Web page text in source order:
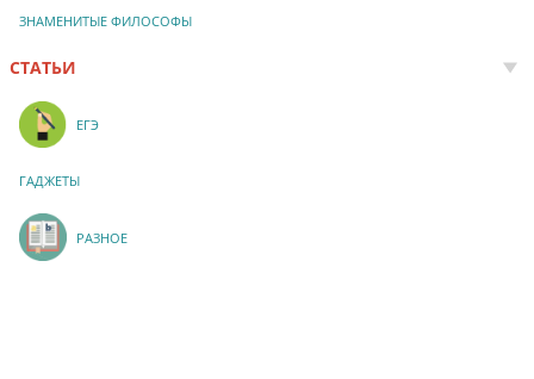
ЗНАМЕНИТЫЕ ФИЛОСОФЫ
СТАТЬИ
ЕГЭ
ГАДЖЕТЫ
РАЗНОЕ